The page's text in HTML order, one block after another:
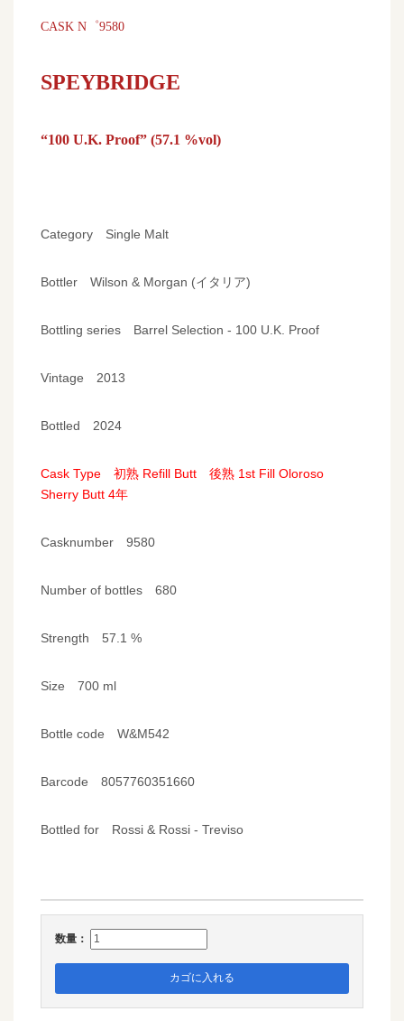
CASK N゜9580
SPEYBRIDGE
“100 U.K. Proof” (57.1 %vol)
Category Single Malt
Bottler Wilson & Morgan (イタリア)
Bottling series Barrel Selection - 100 U.K. Proof
Vintage 2013
Bottled 2024
Cask Type 初熟 Refill Butt 後熟 1st Fill Oloroso
Sherry Butt 4年
Casknumber 9580
Number of bottles 680
Strength 57.1 %
Size 700 ml
Bottle code W&M542
Barcode 8057760351660
Bottled for Rossi & Rossi - Treviso
数量：
カゴに入れる